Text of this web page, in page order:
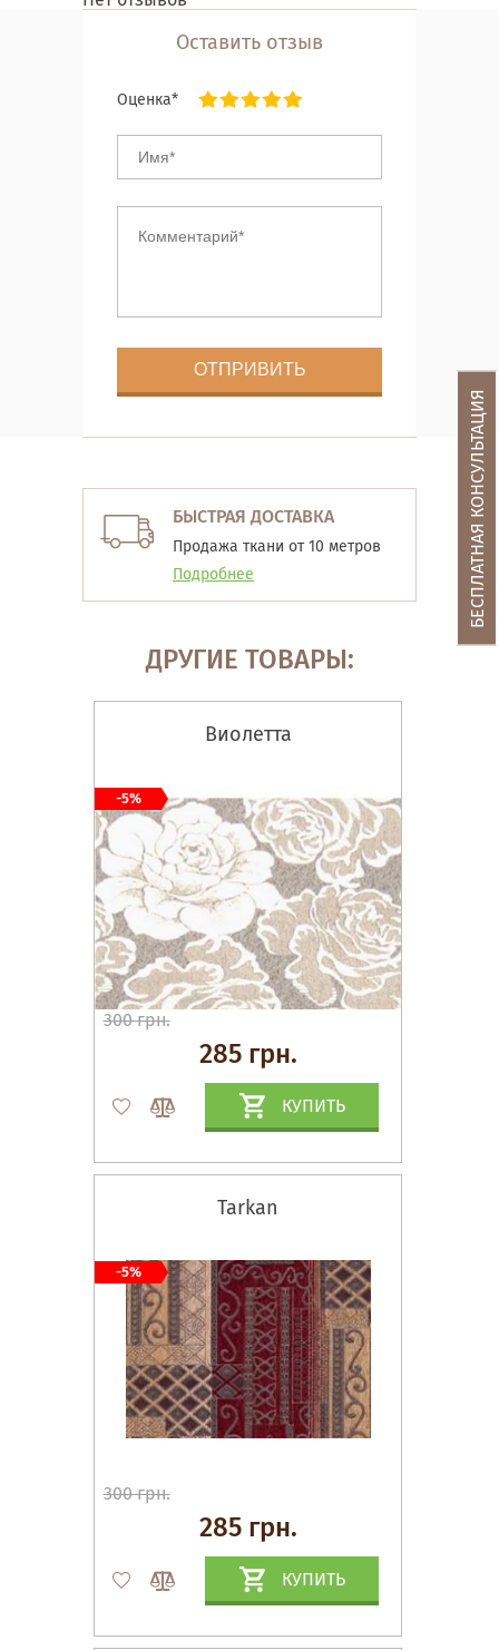
Оставить отзыв
Оценка*
БЫСТРАЯ ДОСТАВКА
Продажа ткани от 10 метров
Подробнее
ДРУГИЕ ТОВАРЫ:
Виолетта
300 грн.
285 грн.
КУПИТЬ
-5%
Tarkan
300 грн.
285 грн.
КУПИТЬ
-5%
БЕСПЛАТНАЯ КОНСУЛЬТАЦИЯ